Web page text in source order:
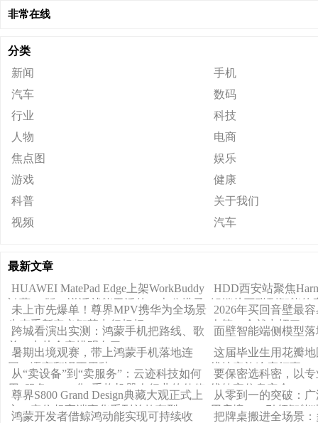
非常在线
分类
新闻
手机
汽车
数码
行业
科技
人物
电商
焦点图
娱乐
游戏
健康
科普
关于我们
视频
汽车
最新文章
HUAWEI MatePad Edge上架WorkBuddy
鸿蒙PC版，说话就能干活的AI办公搭子
HDD西安站聚焦
解锁从互联到智能的
未上市先爆单！尊界MPV携华为全场景
生态重新定义智慧出行标杆
2026年买回音壁最
人第一个就中招了！
跨城看演出实测：鸿蒙手机把路线、歌
单、出片全安排明白了
面壁智能端侧模型
暑期出境观赛，带上鸿蒙手机落地连
网、语言翻译不用愁
这届毕业生用花瓣
线搞定旅途麻烦事
从“卖设备”到“卖服务”：云迹科技如何
用“服务Token化”重构机器人行业的估值
逻辑
要保密选科密，以
线筑牢信息安全
尊界S800 Grand Design典藏大观正式上
市，定位超高端豪华系列首款车型
从零到一的突破：
用启境GT7引领智能
鸿蒙开发者借鲸鸿动能实现可持续收
把牌桌搬进全场景